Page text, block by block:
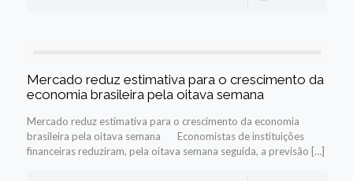
Mercado reduz estimativa para o crescimento da
economia brasileira pela oitava semana
Mercado reduz estimativa para o crescimento da economia
brasileira pela oitava semana Economistas de instituições
financeiras reduziram, pela oitava semana seguida, a previsão […]